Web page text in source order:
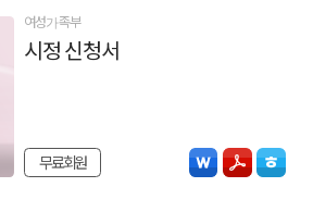
여성가족부
시정 신청서
무료회원